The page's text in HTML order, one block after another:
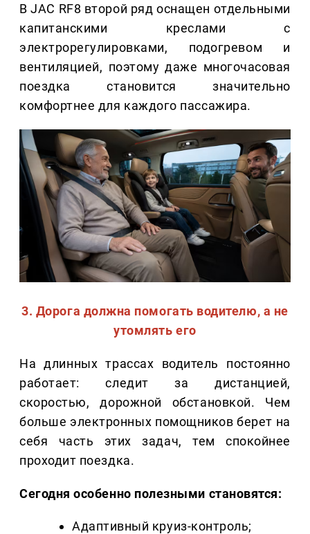
В JAC RF8 второй ряд оснащен отдельными
капитанскими креслами с
электрорегулировками, подогревом и
вентиляцией, поэтому даже многочасовая
поездка становится значительно
комфортнее для каждого пассажира.
3. Дорога должна помогать водителю, а не
утомлять его
На длинных трассах водитель постоянно
работает: следит за дистанцией,
скоростью, дорожной обстановкой. Чем
больше электронных помощников берет на
себя часть этих задач, тем спокойнее
проходит поездка.
Сегодня особенно полезными становятся:
Адаптивный круиз-контроль;